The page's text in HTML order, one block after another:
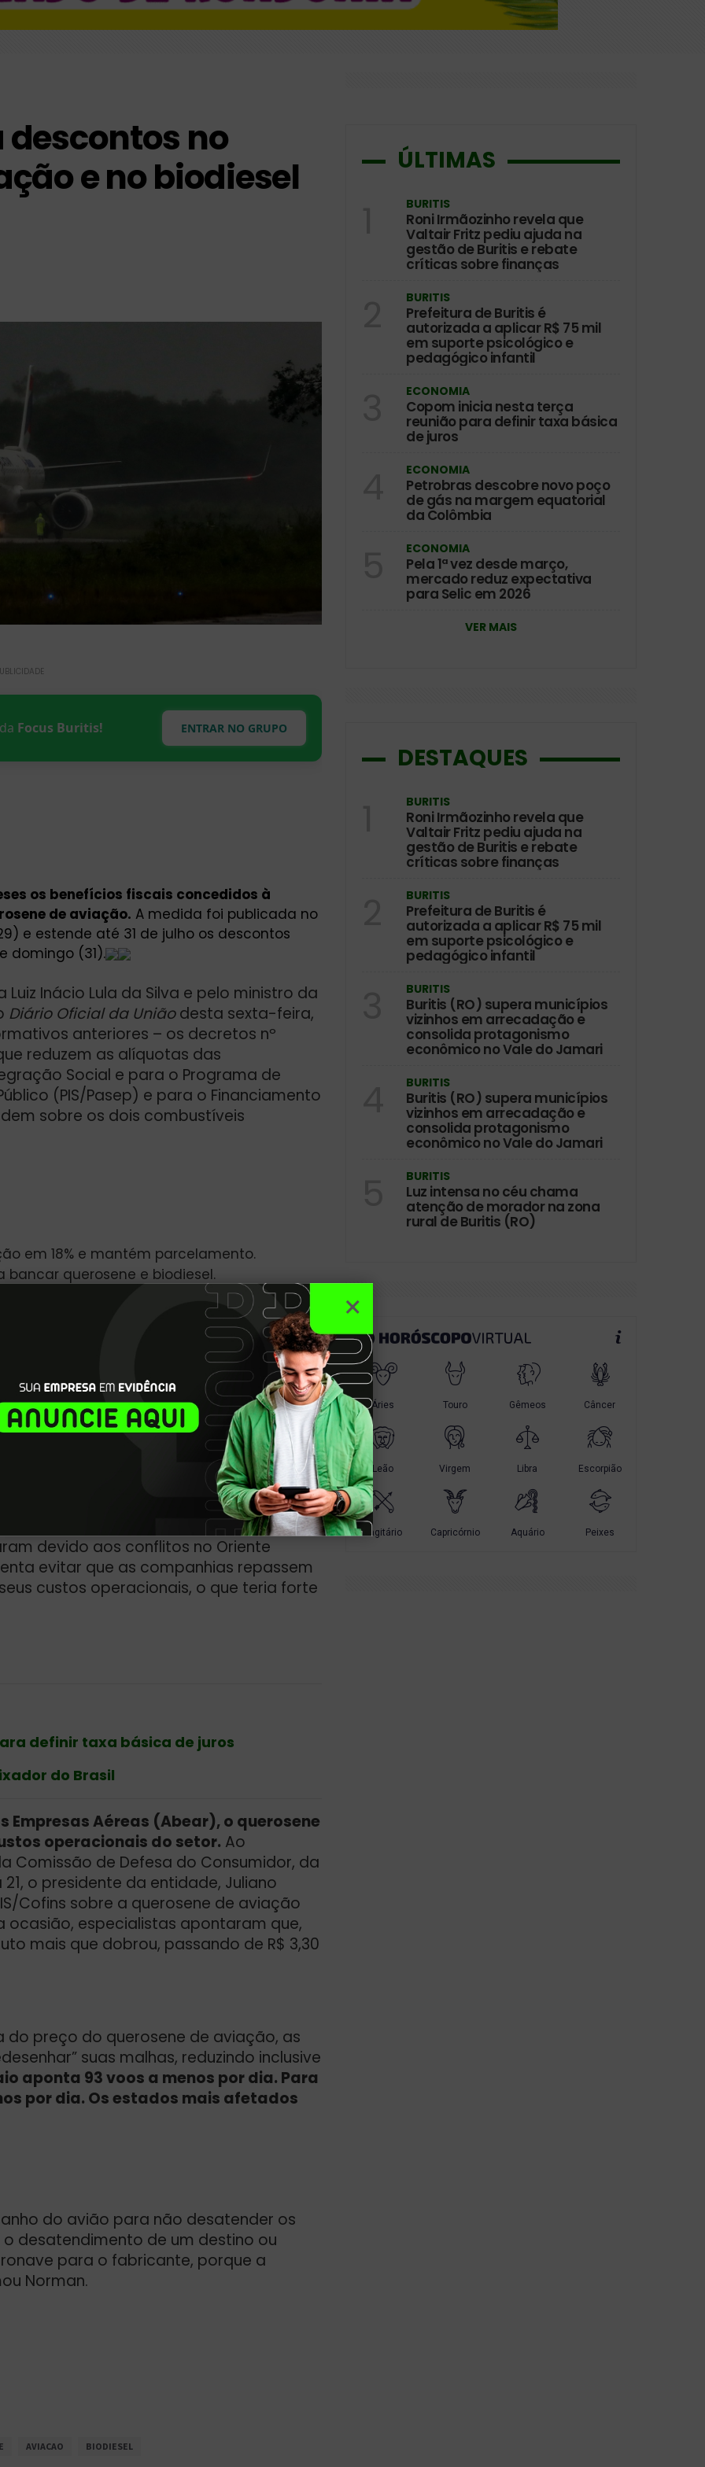
no
e no biodiesel
Focus Buritis! ENTRAR NO GRUPO
os benefícios fiscais concedidos à
de aviação. A medida foi publicada no
e estende até 31 de julho os descontos
domingo (31).
Inácio Lula da Silva e pelo ministro da
Diário Oficial da Uniãodesta sexta-feira,
anteriores – os decretos nº
reduzem as alíquotas das
Social e para o Programa de
(PIS/Pasep) e para o Financiamento
sobre os dois combustíveis
em 18% e mantém parcelamento.
querosene e biodiesel.
reajuste do querosene de aviação.
que incidem sobre os
o querosene de aviação e um inteiro para
manteve o desconto equivalente a
do querosene de aviação, enquanto a
até pelo menos 31 de julho, pois o
anunciadas pelo
para tentar conter a alta dos preços
ajuda temporária para as empresas
comercial, afetadas pela alta dos
devido aos conflitos no Oriente
evitar que as companhias repassem
custos operacionais, o que teria forte
definir taxa básica de juros
do Brasil
Aéreas (Abear), o querosene
operacionais do setor. Ao
Comissão de Defesa do Consumidor, da
o presidente da entidade, Juliano
Cofins sobre a querosene de aviação
especialistas apontaram que,
mais que dobrou, passando de R$ 3,30
preço do querosene de aviação, as
suas malhas, reduzindo inclusive
aponta 93 voos a menos por dia. Para
por dia. Os estados mais afetados
do avião para não desatender os
desatendimento de um destino ou
para o fabricante, porque a
Norman.
AVIACAO BIODIESEL
ÚLTIMAS
BURITIS
Roni Irmãozinho revela que
Valtair Fritz pediu ajuda na
gestão de Buritis e rebate
críticas sobre finanças
BURITIS
Prefeitura de Buritis é
autorizada a aplicar R$ 75 mil
em suporte psicológico e
pedagógico infantil
ECONOMIA
Copom inicia nesta terça
reunião para definir taxa básica
de juros
ECONOMIA
Petrobras descobre novo poço
de gás na margem equatorial
da Colômbia
ECONOMIA
Pela 1ª vez desde março,
mercado reduz expectativa
para Selic em 2026
VER MAIS
DESTAQUES
BURITIS
Roni Irmãozinho revela que
Valtair Fritz pediu ajuda na
gestão de Buritis e rebate
críticas sobre finanças
BURITIS
Prefeitura de Buritis é
autorizada a aplicar R$ 75 mil
em suporte psicológico e
pedagógico infantil
BURITIS
Buritis (RO) supera municípios
vizinhos em arrecadação e
consolida protagonismo
econômico no Vale do Jamari
BURITIS
Buritis (RO) supera municípios
vizinhos em arrecadação e
consolida protagonismo
econômico no Vale do Jamari
BURITIS
Luz intensa no céu chama
atenção de morador na zona
rural de Buritis (RO)